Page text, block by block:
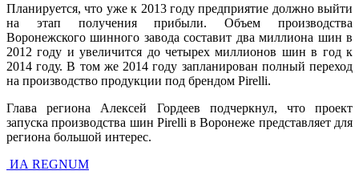
Планируется, что уже к 2013 году предприятие должно выйти
на этап получения прибыли. Объем производства
Воронежского шинного завода составит два миллиона шин в
2012 году и увеличится до четырех миллионов шин в год к
2014 году. В том же 2014 году запланирован полный переход
на производство продукции под брендом Pirelli.
Глава региона Алексей Гордеев подчеркнул, что проект
запуска производства шин Pirelli в Воронеже представляет для
региона большой интерес.
ИА REGNUM